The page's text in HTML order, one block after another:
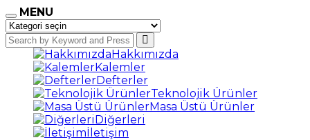
MENU
Hakkımızda
Kalemler
Defterler
Teknolojik Ürünler
Masa Üstü Ürünler
Diğerleri
İletişim